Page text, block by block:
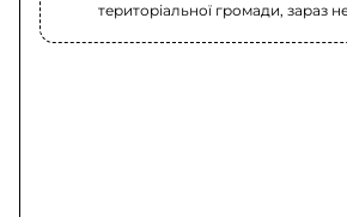
територіальної громади, зараз